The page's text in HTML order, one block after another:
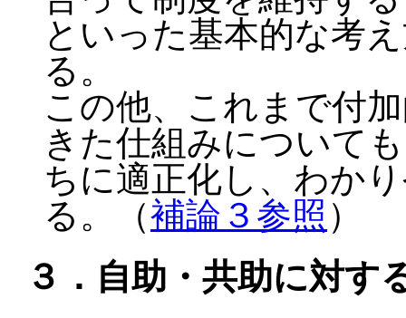
といった基本的な考
る。
この他、これまで付
きた仕組みについて
ちに適正化し、わか
る。（補論３参照 ）
３．自助・共助に対す